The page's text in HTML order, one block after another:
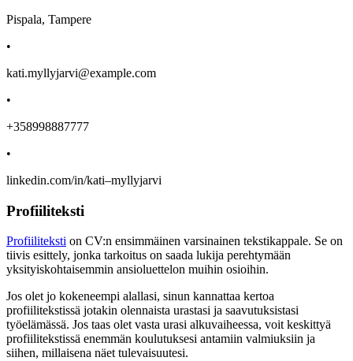
Pispala, Tampere
•
kati.myllyjarvi@example.com
•
+358998887777
•
linkedin.com/in/kati–myllyjarvi
Profiiliteksti
Profiiliteksti on CV:n ensimmäinen varsinainen tekstikappale. Se on
tiivis esittely, jonka tarkoitus on saada lukija perehtymään
yksityiskohtaisemmin ansioluettelon muihin osioihin.
Jos olet jo kokeneempi alallasi, sinun kannattaa kertoa
profiilitekstissä jotakin olennaista urastasi ja saavutuksistasi
työelämässä. Jos taas olet vasta urasi alkuvaiheessa, voit keskittyä
profiilitekstissä enemmän koulutuksesi antamiin valmiuksiin ja
siihen, millaisena näet tulevaisuutesi.